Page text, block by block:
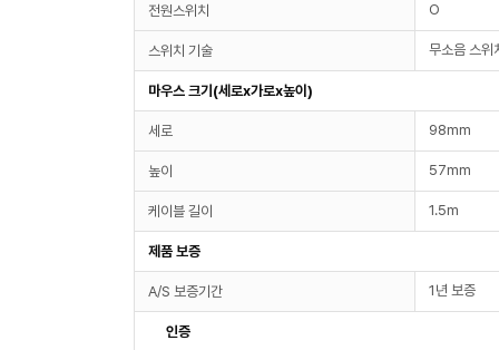
전원스위치 O
스위치 기술 무소음 스위
마우스 크기(세로x가로x높이)
세로 98mm
높이 57mm
케이블 길이 1.5m
제품 보증
A/S 보증기간 1년 보증
인증